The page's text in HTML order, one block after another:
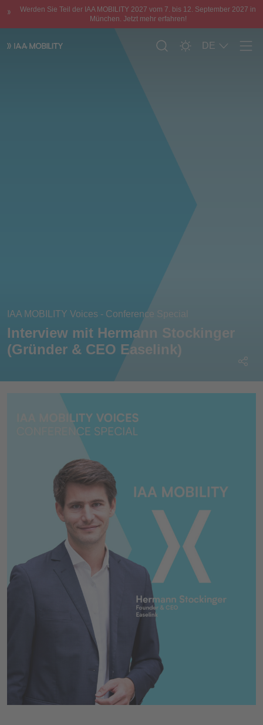
Werden Sie Teil der IAA MOBILITY 2027 vom 7. bis 12. September 2027 in
München. Jetzt mehr erfahren!
DE
IAA MOBILITY Voices - Conference Special
Interview mit Hermann Stockinger
(Gründer & CEO Easelink)